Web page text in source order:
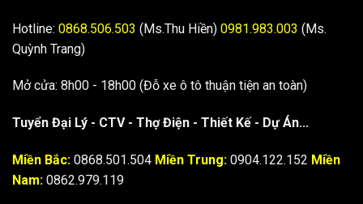
Hotline: 0868.506.503 (Ms.Thu Hiền) 0981.983.003 (Ms.
Quỳnh Trang)
Mở cửa: 8h00 - 18h00 (Đỗ xe ô tô thuận tiện an toàn)
Tuyển Đại Lý - CTV - Thợ Điện - Thiết Kế - Dự Án...
Miền Bắc: 0868.501.504 Miền Trung: 0904.122.152 Miền
Nam: 0862.979.119